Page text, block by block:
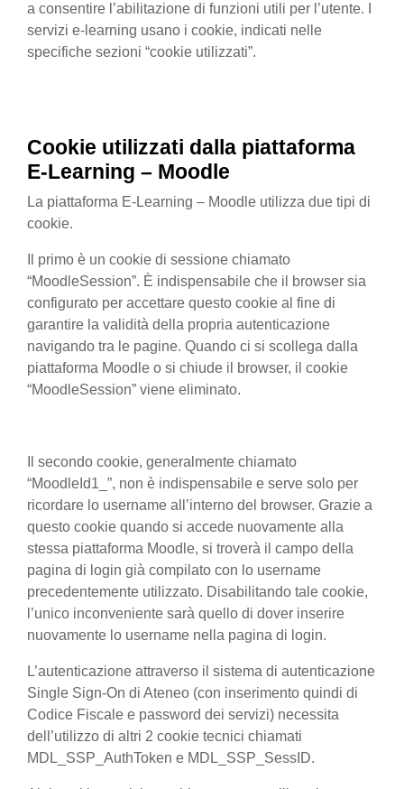
a consentire l’abilitazione di funzioni utili per l’utente. I
servizi e-learning usano i cookie, indicati nelle
specifiche sezioni “cookie utilizzati”.
Cookie utilizzati dalla piattaforma
E-Learning – Moodle
La piattaforma E-Learning – Moodle utilizza due tipi di
cookie.
Il primo è un cookie di sessione chiamato
“MoodleSession”. È indispensabile che il browser sia
configurato per accettare questo cookie al fine di
garantire la validità della propria autenticazione
navigando tra le pagine. Quando ci si scollega dalla
piattaforma Moodle o si chiude il browser, il cookie
“MoodleSession” viene eliminato.
Il secondo cookie, generalmente chiamato
“MoodleId1_”, non è indispensabile e serve solo per
ricordare lo username all’interno del browser. Grazie a
questo cookie quando si accede nuovamente alla
stessa piattaforma Moodle, si troverà il campo della
pagina di login già compilato con lo username
precedentemente utilizzato. Disabilitando tale cookie,
l’unico inconveniente sarà quello di dover inserire
nuovamente lo username nella pagina di login.
L’autenticazione attraverso il sistema di autenticazione
Single Sign-On di Ateneo (con inserimento quindi di
Codice Fiscale e password dei servizi) necessita
dell’utilizzo di altri 2 cookie tecnici chiamati
MDL_SSP_AuthToken e MDL_SSP_SessID.